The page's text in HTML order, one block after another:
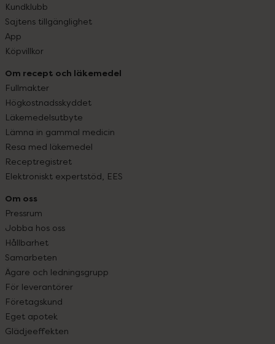
Kundklubb
Sajtens tillgänglighet
App
Köpvillkor
Om recept och läkemedel
Fullmakter
Högkostnadsskyddet
Läkemedelsutbyte
Lämna in gammal medicin
Resa med läkemedel
Receptregistret
Elektroniskt expertstöd, EES
Om oss
Pressrum
Jobba hos oss
Hållbarhet
Samarbeten
Ägare och ledningsgrupp
För leverantörer
Företagskund
Eget apotek
Glädjeeffekten